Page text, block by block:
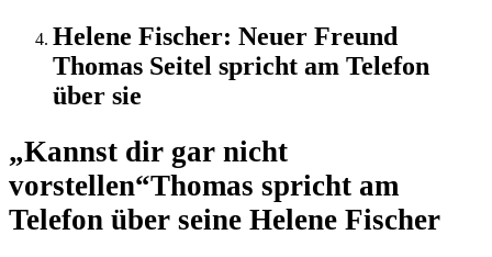
Helene Fischer: Neuer Freund
Thomas Seitel spricht am Telefon
über sie
„Kannst dir gar nicht
vorstellen“Thomas spricht am
Telefon über seine Helene Fischer